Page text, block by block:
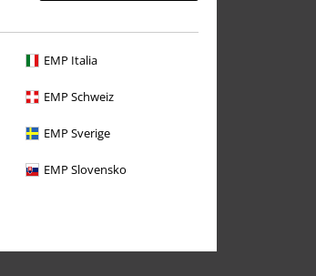
EMP Italia
EMP Schweiz
EMP Sverige
EMP Slovensko